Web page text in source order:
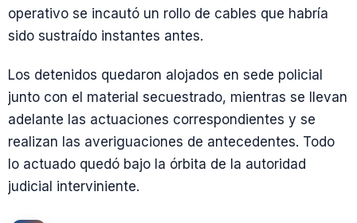
operativo se incautó un rollo de cables que habría
sido sustraído instantes antes.
Los detenidos quedaron alojados en sede policial
junto con el material secuestrado, mientras se llevan
adelante las actuaciones correspondientes y se
realizan las averiguaciones de antecedentes. Todo
lo actuado quedó bajo la órbita de la autoridad
judicial interviniente.